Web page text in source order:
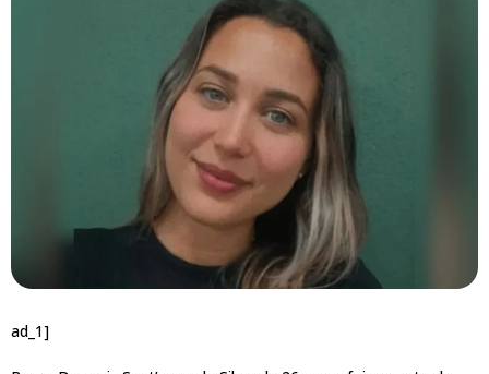
ad_1]